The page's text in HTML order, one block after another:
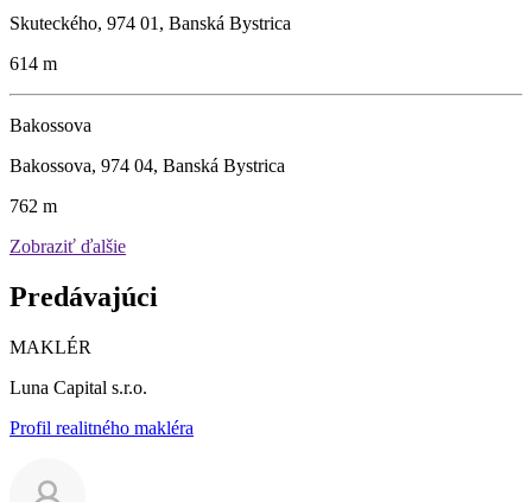
Skuteckého, 974 01, Banská Bystrica
614 m
Bakossova
Bakossova, 974 04, Banská Bystrica
762 m
Zobraziť ďalšie
Predávajúci
MAKLÉR
Luna Capital s.r.o.
Profil realitného makléra